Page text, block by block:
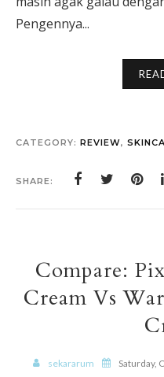
Pengennya...
CATEGORY: REVIEW,
SHARE:
Compare:
Cream Vs
sekararum Saturday,